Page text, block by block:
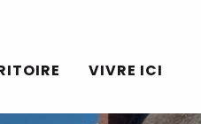
VIVRE ICI